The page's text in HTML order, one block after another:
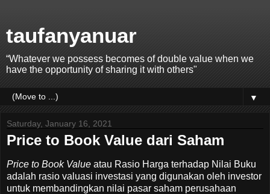
taufanyanuar
“Whatever we possess becomes of double value when we
have the opportunity of sharing it with others"
▼
Saturday, January 16, 2021
Price to Book Value dari Saham
Price to Book Value atau Rasio Harga terhadap Nilai Buku
adalah rasio valuasi investasi yang digunakan oleh investor
untuk membandingkan nilai pasar saham perusahaan